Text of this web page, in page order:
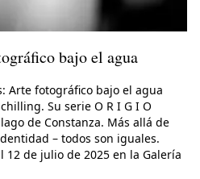
bajo el agua
Arte fotográfico bajo el agua
Su serie O R I G I O
de Constanza. Más allá de
– todos son iguales.
de julio de 2025 en la Galería